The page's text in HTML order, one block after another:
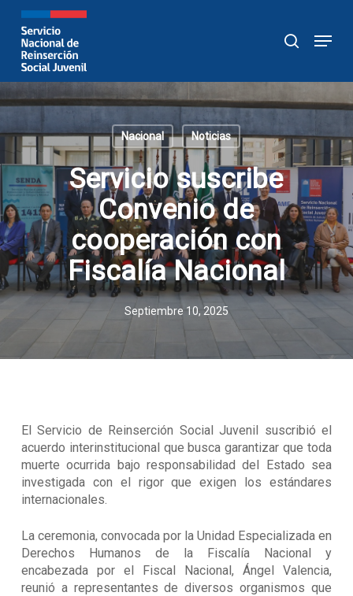
Skip
main
content
buscar
Menu
Nacional Noticias
Servicio suscribe
Convenio de
cooperación con
Fiscalía Nacional
Septiembre 10, 2025
El Servicio de Reinserción Social Juvenil suscribió el
acuerdo interinstitucional que busca garantizar que toda
muerte ocurrida bajo responsabilidad del Estado sea
investigada con el rigor que exigen los estándares
internacionales.
La ceremonia, convocada por la Unidad Especializada en
Derechos Humanos de la Fiscalía Nacional y
encabezada por el Fiscal Nacional, Ángel Valencia,
reunió a representantes de diversos organismos que